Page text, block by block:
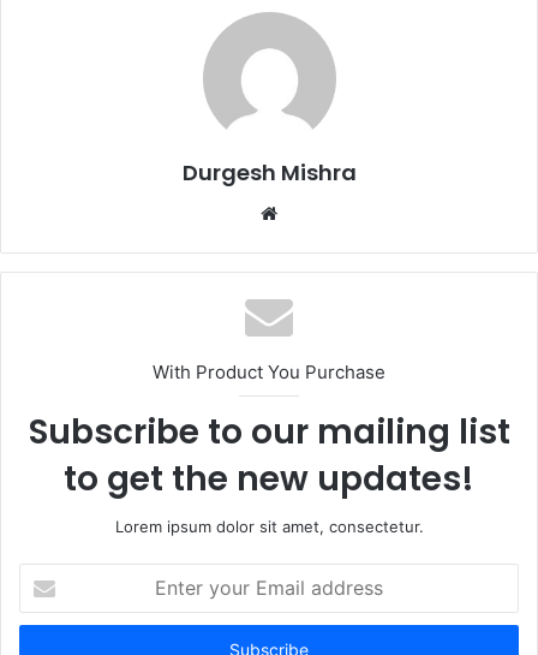
Durgesh Mishra
Website
With Product You Purchase
Subscribe to our mailing list
to get the new updates!
Lorem ipsum dolor sit amet, consectetur.
your
Email